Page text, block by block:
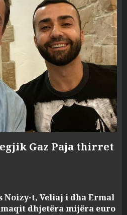
Gaz Paja thirret
Noizy-t, Veliaj i dha Ermal
dhjetëra mijëra euro